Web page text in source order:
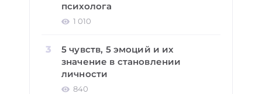
психолога
1 010
5 чувств, 5 эмоций и их
значение в становлении
личности
840